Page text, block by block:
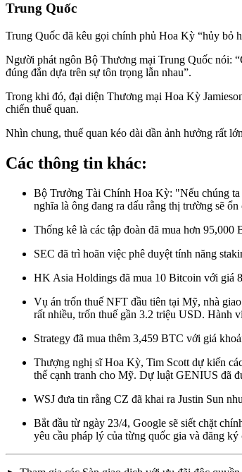
Trung Quốc
Trung Quốc đã kêu gọi chính phủ Hoa Kỳ “hủy bỏ
Người phát ngôn Bộ Thương mại Trung Quốc nói:
đúng đắn dựa trên sự tôn trọng lẫn nhau”.
Trong khi đó, đại diện Thương mại Hoa Kỳ
chiến thuế quan.
Nhìn chung, thuế quan kéo dài dần ảnh hưởng rất
Các thông tin khác:
Bộ Trưởng Tài Chính Hoa Kỳ: "Nếu chúng
nghĩa là ông đang ra dấu rằng thị trường sẽ
Thống kê là các tập đoàn đã mua hơn
SEC đã trì hoãn việc phê duyệt tính năng
HK Asia Holdings đã mua 10 Bitcoin với giá
Vụ án trốn thuế NFT đầu tiên tại Mỹ, nhà
rất nhiều, trốn thuế gần 3.2 triệu USD. Hành
Strategy đã mua thêm 3,459 BTC với giá
Thượng nghị sĩ Hoa Kỳ, Tim Scott dự kiến
thế cạnh tranh cho Mỹ. Dự luật GENIUS đã
WSJ đưa tin rằng CZ đã khai ra Justin Sun
Bắt đầu từ ngày 23/4, Google sẽ siết chặt
yêu cầu pháp lý của từng quốc gia và đăng